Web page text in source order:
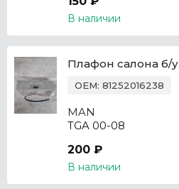
В наличии
Плафон салона б/у
OEM: 81252016238
MAN
TGA 00-08
200 ₽
В наличии